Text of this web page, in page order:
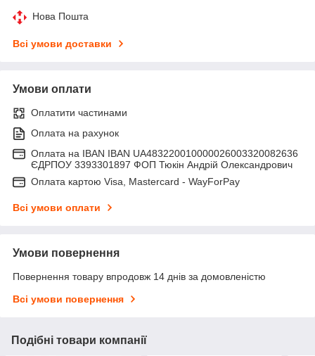
Нова Пошта
Всі умови доставки
Умови оплати
Оплатити частинами
Оплата на рахунок
Оплата на IBAN IBAN UA483220010000026003320082636
ЄДРПОУ 3393301897 ФОП Тюкін Андрій Олександрович
Оплата картою Visa, Mastercard - WayForPay
Всі умови оплати
Умови повернення
Повернення товару впродовж 14 днів за домовленістю
Всі умови повернення
Подібні товари компанії